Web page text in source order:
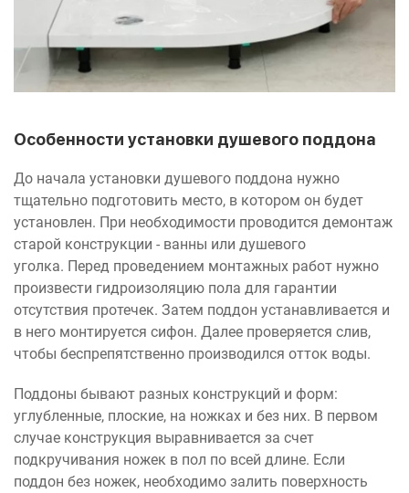
Особенности установки душевого поддона
До начала установки душевого поддона нужно
тщательно подготовить место, в котором он будет
установлен. При необходимости проводится демонтаж
старой конструкции - ванны или душевого
уголка. Перед проведением монтажных работ нужно
произвести гидроизоляцию пола для гарантии
отсутствия протечек. Затем поддон устанавливается и
в него монтируется сифон. Далее проверяется слив,
чтобы беспрепятственно производился отток воды.
Поддоны бывают разных конструкций и форм:
углубленные, плоские, на ножках и без них. В первом
случае конструкция выравнивается за счет
подкручивания ножек в пол по всей длине. Если
поддон без ножек, необходимо залить поверхность